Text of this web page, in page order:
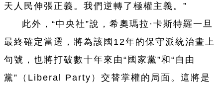
天人民伸張正義。我們逆轉了極權主義。”
此外，“中央社”說，希奧瑪拉·卡斯特羅一旦
最終確定當選，將為該國12年的保守派統治畫上
句號，也將打破數十年來由“國家黨”和“自由
黨”（Liberal Party）交替掌權的局面。這將是